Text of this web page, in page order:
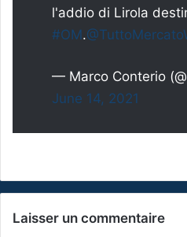
l'addio di Lirola
#OM.
— Marco Conterio
June 14, 2021
Laisser un commentaire